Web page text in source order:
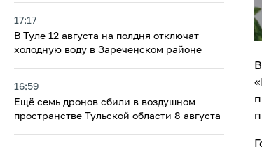
17:17
В Туле 12 августа на полдня отключат
холодную воду в Зареченском районе
16:59
Ещё семь дронов сбили в воздушном
пространстве Тульской области 8 августа